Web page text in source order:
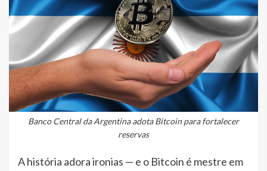
Banco Central da Argentina adota Bitcoin para fortalecer
reservas
A história adora ironias — e o Bitcoin é mestre em